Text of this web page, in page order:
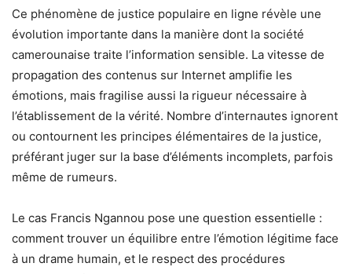
Ce phénomène de justice populaire en ligne révèle une
évolution importante dans la manière dont la société
camerounaise traite l’information sensible. La vitesse de
propagation des contenus sur Internet amplifie les
émotions, mais fragilise aussi la rigueur nécessaire à
l’établissement de la vérité. Nombre d’internautes ignorent
ou contournent les principes élémentaires de la justice,
préférant juger sur la base d’éléments incomplets, parfois
même de rumeurs.
Le cas Francis Ngannou pose une question essentielle :
comment trouver un équilibre entre l’émotion légitime face
à un drame humain, et le respect des procédures